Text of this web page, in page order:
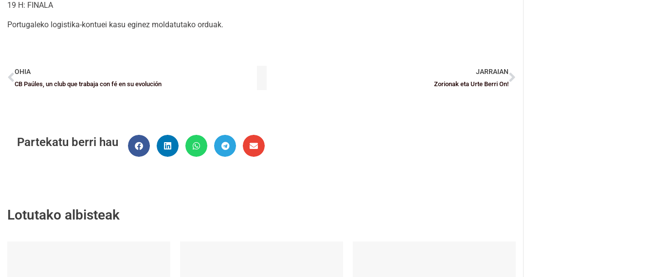
19 H: FINALA
Portugaleko logistika-kontuei kasu eginez moldatutako orduak.
OHIA
CB Paúles, un club que trabaja con fé en su evolución
JARRAIAN
Zorionak eta Urte Berri On!
Partekatu berri hau
Lotutako albisteak